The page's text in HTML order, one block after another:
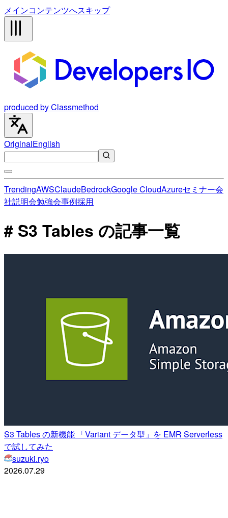
メインコンテンツへスキップ
produced by Classmethod
OriginalEnglish
TrendingAWSClaudeBedrockGoogle CloudAzureセミナー会
社説明会勉強会事例採用
# S3 Tables の記事一覧
S3 Tables の新機能 「Variant データ型」を EMR Serverless
で試してみた
suzuki.ryo
2026.07.29